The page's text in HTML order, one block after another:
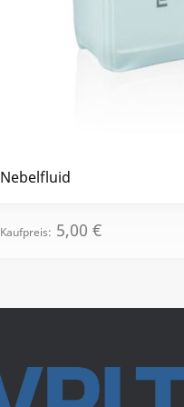
Nebelfluid
Kaufpreis: 5,00 €